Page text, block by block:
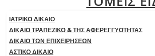
ΙΑΤΡΙΚΟ ΔΙΚΑΙΟ
ΔΙΚΑΙΟ ΤΡΑΠΕΖΙΚΟ & ΤΗΣ ΑΦΕΡΕΓΓΥΟΤΗΤΑΣ
ΔΙΚΑΙΟ ΤΩΝ ΕΠΙΧΕΙΡΗΣΕΩΝ
ΑΣΤΙΚΟ ΔΙΚΑΙΟ